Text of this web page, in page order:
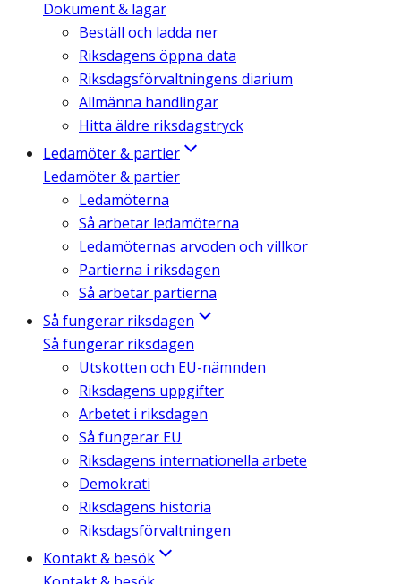
Dokument & lagar
Beställ och ladda ner
Riksdagens öppna data
Riksdagsförvaltningens diarium
Allmänna handlingar
Hitta äldre riksdagstryck
Ledamöter & partier
Ledamöter & partier
Ledamöterna
Så arbetar ledamöterna
Ledamöternas arvoden och villkor
Partierna i riksdagen
Så arbetar partierna
Så fungerar riksdagen
Så fungerar riksdagen
Utskotten och EU-nämnden
Riksdagens uppgifter
Arbetet i riksdagen
Så fungerar EU
Riksdagens internationella arbete
Demokrati
Riksdagens historia
Riksdagsförvaltningen
Kontakt & besök